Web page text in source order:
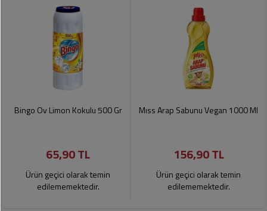
Bingo Ov Limon Kokulu 500 Gr
65,90 TL
Ürün geçici olarak temin
edilememektedir.
Mıss Arap Sabunu Vegan 1000 Ml
156,90 TL
Ürün geçici olarak temin
edilememektedir.